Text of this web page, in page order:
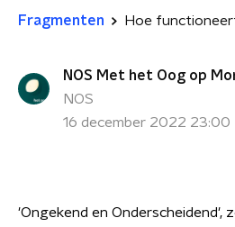
Fragmenten Hoe
NOS Met het Oog op
NOS
16 december 2022
'Ongekend en Onderscheidend',